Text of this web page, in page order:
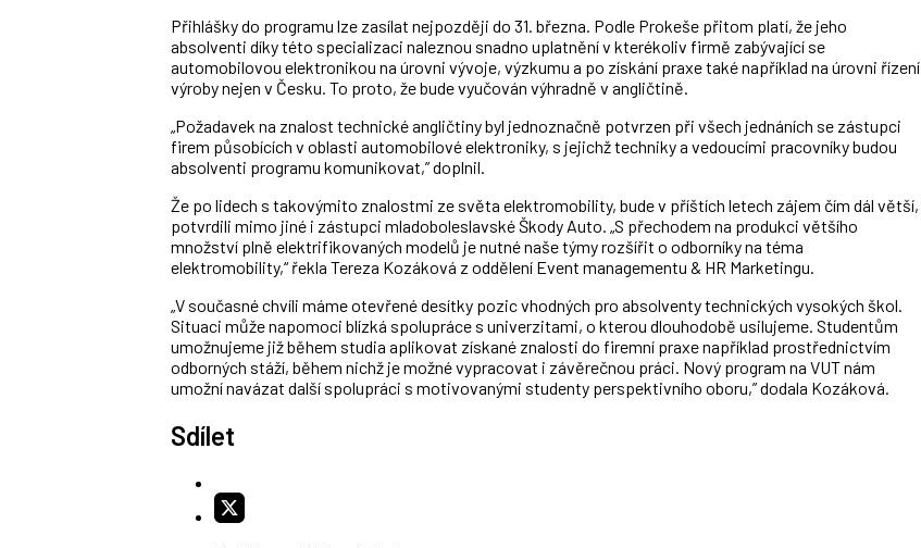
Přihlášky do programu lze zasílat nejpozději do 31. března. Podle Prokeše přitom platí, že jeho
absolventi díky této specializaci naleznou snadno uplatnění v kterékoliv firmě zabývající se
automobilovou elektronikou na úrovni vývoje, výzkumu a po získání praxe také například na úrovni řízení
výroby nejen v Česku. To proto, že bude vyučován výhradně v angličtině.
„Požadavek na znalost technické angličtiny byl jednoznačně potvrzen při všech jednáních se zástupci
firem působících v oblasti automobilové elektroniky, s jejichž techniky a vedoucími pracovníky budou
absolventi programu komunikovat,” doplnil.
Že po lidech s takovýmito znalostmi ze světa elektromobility, bude v příštích letech zájem čím dál větší,
potvrdili mimo jiné i zástupci mladoboleslavské Škody Auto. „S přechodem na produkci většího
množství plně elektrifikovaných modelů je nutné naše týmy rozšířit o odborníky na téma
elektromobility,“ řekla Tereza Kozáková z oddělení Event managementu & HR Marketingu.
„V současné chvíli máme otevřené desítky pozic vhodných pro absolventy technických vysokých škol.
Situaci může napomoci blízká spolupráce s univerzitami, o kterou dlouhodobě usilujeme. Studentům
umožnujeme již během studia aplikovat získané znalosti do firemní praxe například prostřednictvím
odborných stáží, během nichž je možné vypracovat i závěrečnou práci. Nový program na VUT nám
umožní navázat další spolupráci s motivovanými studenty perspektivního oboru,” dodala Kozáková.
Sdílet